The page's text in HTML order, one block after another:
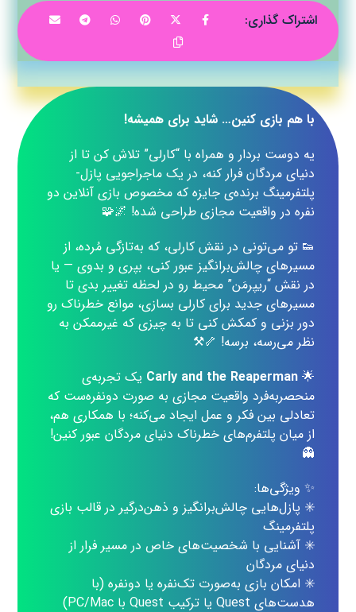
با هم بازی کنین… شاید برای همیشه!
یه دوست بردار و همراه با “کارلی” تلاش کن تا از
دنیای مردگان فرار کنه، در یک ماجراجویی پازل-
پلتفرمینگ برنده‌ی جایزه که مخصوص بازی آنلاین دو
نفره در واقعیت مجازی طراحی شده! 🌌🧩
👟 تو می‌تونی در نقش کارلی، که به‌تازگی مُرده، از
مسیرهای چالش‌برانگیز عبور کنی، بپری و بدوی — یا
در نقش “ریپرمَن” محیط رو در لحظه تغییر بدی تا
مسیرهای جدید برای کارلی بسازی، موانع خطرناک رو
دور بزنی و کمکش کنی تا به چیزی که غیرممکن به
نظر می‌رسه، برسه! 🦴⚒️
🌟
Carly and the Reaperman یک تجربه‌ی
منحصربه‌فرد واقعیت مجازی به صورت دونفره‌ست که
تعادلی بین فکر و عمل ایجاد می‌کنه؛ با همکاری هم،
از میان پلتفرم‌های خطرناک دنیای مردگان عبور کنین!
👻
✨ ویژگی‌ها:
✳️ پازل‌هایی چالش‌برانگیز و ذهن‌درگیر در قالب بازی
پلتفرمینگ
✳️ آشنایی با شخصیت‌های خاص در مسیر فرار از
دنیای مردگان
✳️ امکان بازی به‌صورت تک‌نفره یا دو‌نفره (با
هدست‌های Quest یا ترکیب Quest با PC/Mac)